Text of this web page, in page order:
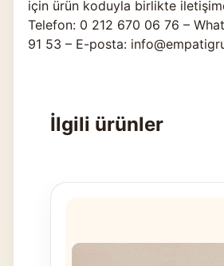
için ürün koduyla birlikte
Telefon: 0 212 670 06 76 –
91 53 – E-posta:
İlgili ürünler